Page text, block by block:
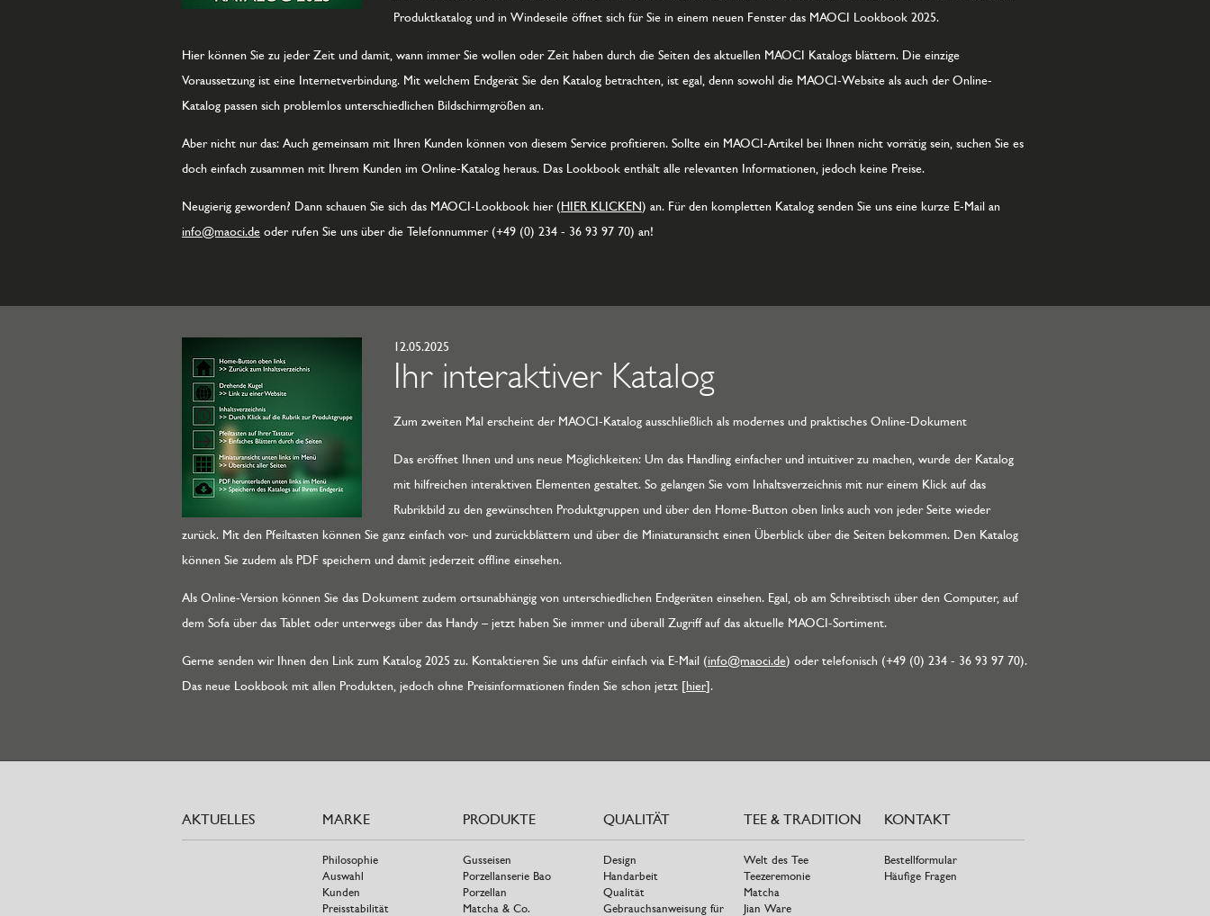
Produktkatalog und in Windeseile öffnet sich für Sie in einem neuen Fenster das MAOCI Lookbook 2025.
Hier können Sie zu jeder Zeit und damit, wann immer Sie wollen oder Zeit haben durch die Seiten des aktuellen MAOCI Katalogs blättern. Die einzige
Voraussetzung ist eine Internetverbindung. Mit welchem Endgerät Sie den Katalog betrachten, ist egal, denn sowohl die MAOCI-Website als auch der Online-
Katalog passen sich problemlos unterschiedlichen Bildschirmgrößen an.
Aber nicht nur das: Auch gemeinsam mit Ihren Kunden können von diesem Service profitieren. Sollte ein MAOCI-Artikel bei Ihnen nicht vorrätig sein, suchen Sie es
doch einfach zusammen mit Ihrem Kunden im Online-Katalog heraus. Das Lookbook enthält alle relevanten Informationen, jedoch keine Preise.
Neugierig geworden? Dann schauen Sie sich das MAOCI-Lookbook hier (HIER KLICKEN) an. Für den kompletten Katalog senden Sie uns eine kurze E-Mail an
info@maoci.de oder rufen Sie uns über die Telefonnummer (+49 (0) 234 - 36 93 97 70) an!
12.05.2025
Ihr interaktiver Katalog
Zum zweiten Mal erscheint der MAOCI-Katalog ausschließlich als modernes und praktisches Online-Dokument
Das eröffnet Ihnen und uns neue Möglichkeiten: Um das Handling einfacher und intuitiver zu machen, wurde der Katalog
mit hilfreichen interaktiven Elementen gestaltet. So gelangen Sie vom Inhaltsverzeichnis mit nur einem Klick auf das
Rubrikbild zu den gewünschten Produktgruppen und über den Home-Button oben links auch von jeder Seite wieder
zurück. Mit den Pfeiltasten können Sie ganz einfach vor- und zurückblättern und über die Miniaturansicht einen Überblick über die Seiten bekommen. Den Katalog
können Sie zudem als PDF speichern und damit jederzeit offline einsehen.
Als Online-Version können Sie das Dokument zudem ortsunabhängig von unterschiedlichen Endgeräten einsehen. Egal, ob am Schreibtisch über den Computer, auf
dem Sofa über das Tablet oder unterwegs über das Handy – jetzt haben Sie immer und überall Zugriff auf das aktuelle MAOCI-Sortiment.
Gerne senden wir Ihnen den Link zum Katalog 2025 zu. Kontaktieren Sie uns dafür einfach via E-Mail (info@maoci.de) oder telefonisch (+49 (0) 234 - 36 93 97 70).
Das neue Lookbook mit allen Produkten, jedoch ohne Preisinformationen finden Sie schon jetzt [hier].
AKTUELLES MARKE
Philosophie
Auswahl
Kunden
Preisstabilität
PRODUKTE
Gusseisen
Porzellanserie Bao
Porzellan
Matcha & Co.
QUALITÄT
Design
Handarbeit
Qualität
Gebrauchsanweisung für
TEE & TRADITION
Welt des Tee
Teezeremonie
Matcha
Jian Ware
KONTAKT
Bestellformular
Häufige Fragen